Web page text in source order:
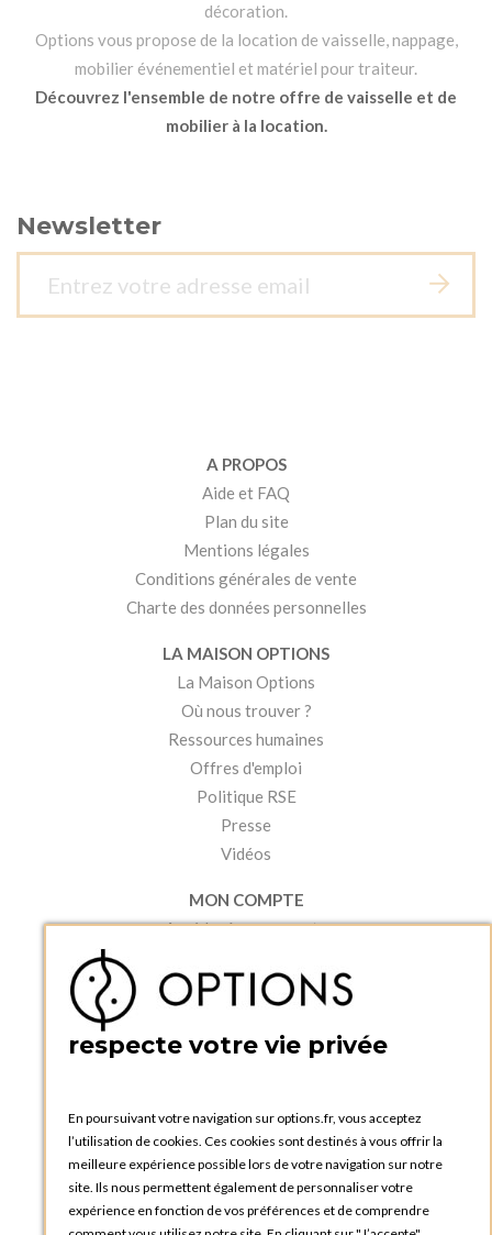
décoration.
Options vous propose de la location de vaisselle, nappage,
mobilier événementiel et matériel pour traiteur.
Découvrez l'ensemble de notre offre de vaisselle et de
mobilier à la location.
Newsletter
A PROPOS
Aide et FAQ
Plan du site
Mentions légales
Conditions générales de vente
Charte des données personnelles
LA MAISON OPTIONS
La Maison Options
Où nous trouver ?
Ressources humaines
Offres d'emploi
Politique RSE
Presse
Vidéos
MON COMPTE
Accéder à mon compte
Créer un compte
PRATIQUE
Catalogues et bons de commande
Tutoriels
respecte votre vie privée
En poursuivant votre navigation sur options.fr, vous acceptez
l’utilisation de cookies. Ces cookies sont destinés à vous offrir la
meilleure expérience possible lors de votre navigation sur notre
site. Ils nous permettent également de personnaliser votre
expérience en fonction de vos préférences et de comprendre